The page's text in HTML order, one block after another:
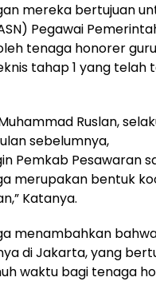
mereka bertujuan
Pegawai
tenaga honorer
tahap 1 yang
Ruslan,
sebelumnya,
Pemkab Pesawaran
merupakan bentuk
Katanya.
menambahkan
di Jakarta, yang
waktu bagi tenaga